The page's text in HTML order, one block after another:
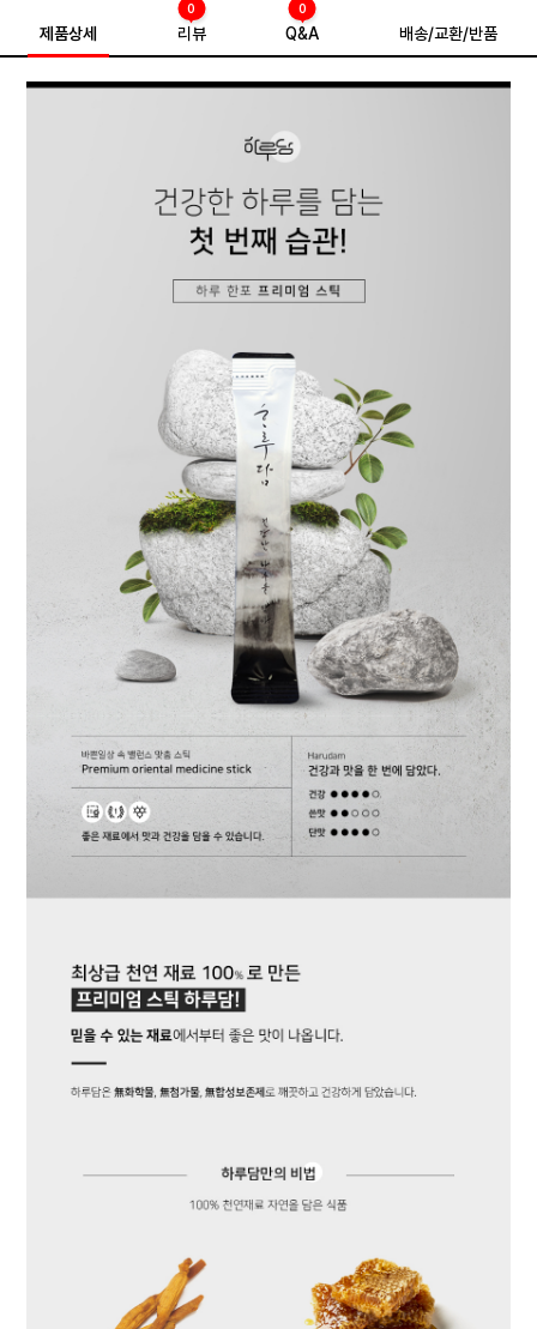
제품상세 리뷰
0
Q&A
0
배송/교환/반품